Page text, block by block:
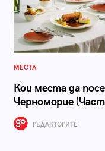
МЕСТА
Кои места да
Черноморие
РЕДАКТОРИТЕ